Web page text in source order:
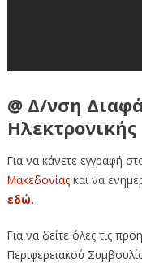
@ Δ/νση
Για να κάνετε εγγραφή
Μακεδονίαςκαι να
εδώ.
Για να δείτε όλες τις
Περιφερειακού